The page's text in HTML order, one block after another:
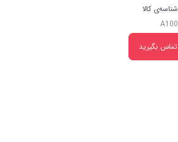
شناسه‌ی کالا
A100
تماس بگیرید